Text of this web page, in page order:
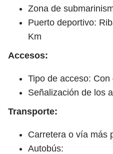
Zona de
Puerto deportivo:
Km
Accesos:
Tipo de acceso: Con
Señalización de los
Transporte:
Carretera o vía más
Autobús: